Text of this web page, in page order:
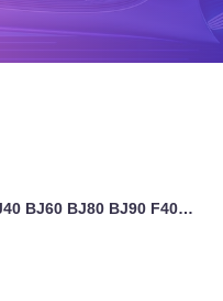
2015-2026年北京越野BJ20 BJ30 BJ40 BJ60 BJ80 BJ90 F40维修手册电路图拆装资料大修修车正时校对